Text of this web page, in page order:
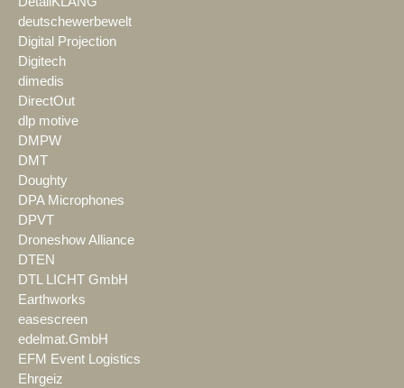
deutschewerbewelt
Digital Projection
Digitech
dimedis
DirectOut
dlp motive
DMPW
DMT
Doughty
DPA Microphones
DPVT
Droneshow Alliance
DTEN
DTL LICHT GmbH
Earthworks
easescreen
edelmat.GmbH
EFM Event Logistics
Ehrgeiz